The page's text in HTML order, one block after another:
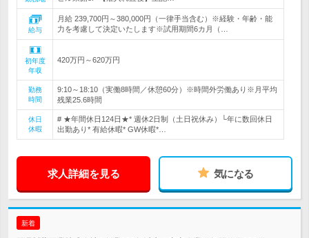
給与
月給 239,700円～380,000円（一律手当含む）※経験・年齢・能
力を考慮して決定いたします※試用期間6カ月（…
初年度
年収
420万円～620万円
勤務
時間
9:10～18:10（実働8時間／休憩60分）※時間外労働あり※月平均
残業25.6時間
休日
休暇
# ★年間休日124日★* 週休2日制（土日祝休み）└年に数回休日
出勤あり* 有給休暇* GW休暇*…
求人詳細を見る 気になる
新着